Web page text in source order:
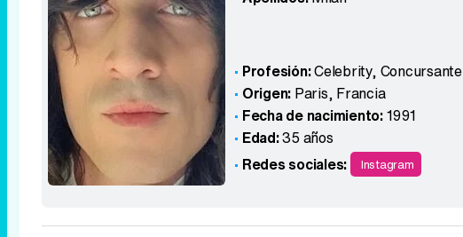
Profesión:Celebrity, Concursante
Origen: Paris, Francia
Fecha de nacimiento:1991
Edad:35 años
Redes sociales:
Instagram